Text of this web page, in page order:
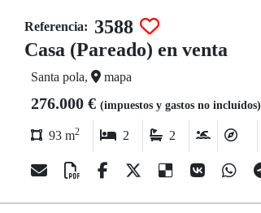
Referencia: 3588
Casa (Pareado) en venta
Santa pola, mapa
276.000 € (impuestos y gastos no incluídos)
93 m2 2 2